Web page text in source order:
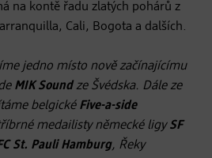
na kontě řadu zlatých pohárů z
Cali, Bogota a dalších.
jedno místo nově začínajícímu
MIK Soundze Švédska. Dále ze
belgické Five-a-side
medailisty německé ligySF
St. Pauli Hamburg, Řeky